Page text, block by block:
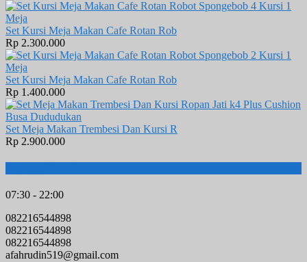
Set Kursi Meja Makan Cafe Rotan Rob
Rp 2.300.000
Set Kursi Meja Makan Cafe Rotan Rob
Rp 1.400.000
Set Meja Makan Trembesi Dan Kursi R
Rp 2.900.000
07:30 - 22:00
082216544898
082216544898
082216544898
afahrudin519@gmail.com